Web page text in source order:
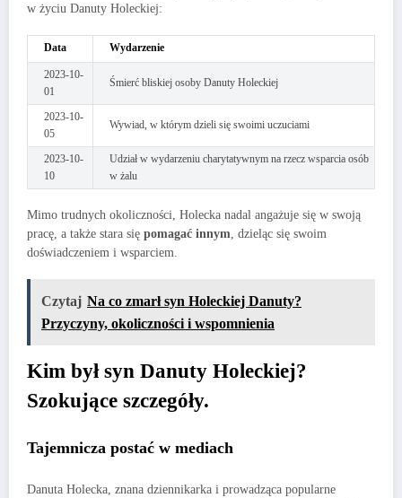
w życiu Danuty Holeckiej:
Data Wydarzenie
2023-10-
01
Śmierć bliskiej osoby Danuty Holeckiej
2023-10-
05
Wywiad, w którym dzieli się swoimi uczuciami
2023-10-
10
Udział w wydarzeniu charytatywnym na rzecz wsparcia osób
w żalu
Mimo trudnych okoliczności, Holecka nadal angażuje się w swoją
pracę, a także stara się pomagać innym, dzieląc się swoim
doświadczeniem i wsparciem.
Czytaj Na co zmarł syn Holeckiej Danuty?
Przyczyny, okoliczności i wspomnienia
Kim był syn Danuty Holeckiej?
Szokujące szczegóły.
Tajemnicza postać w mediach
Danuta Holecka, znana dziennikarka i prowadząca popularne